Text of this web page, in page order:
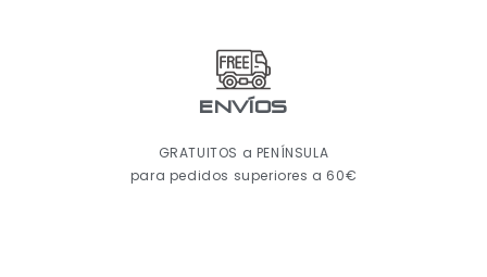
ENVÍOS
GRATUITOS a PENÍNSULA
para pedidos superiores a 60€